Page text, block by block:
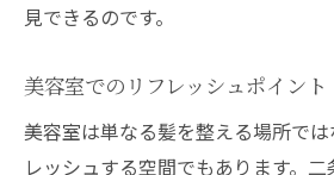
見できるのです。
美容室でのリフレッシュポイント
美容室は単なる髪を整える場所で
レッシュする空間でもあります。